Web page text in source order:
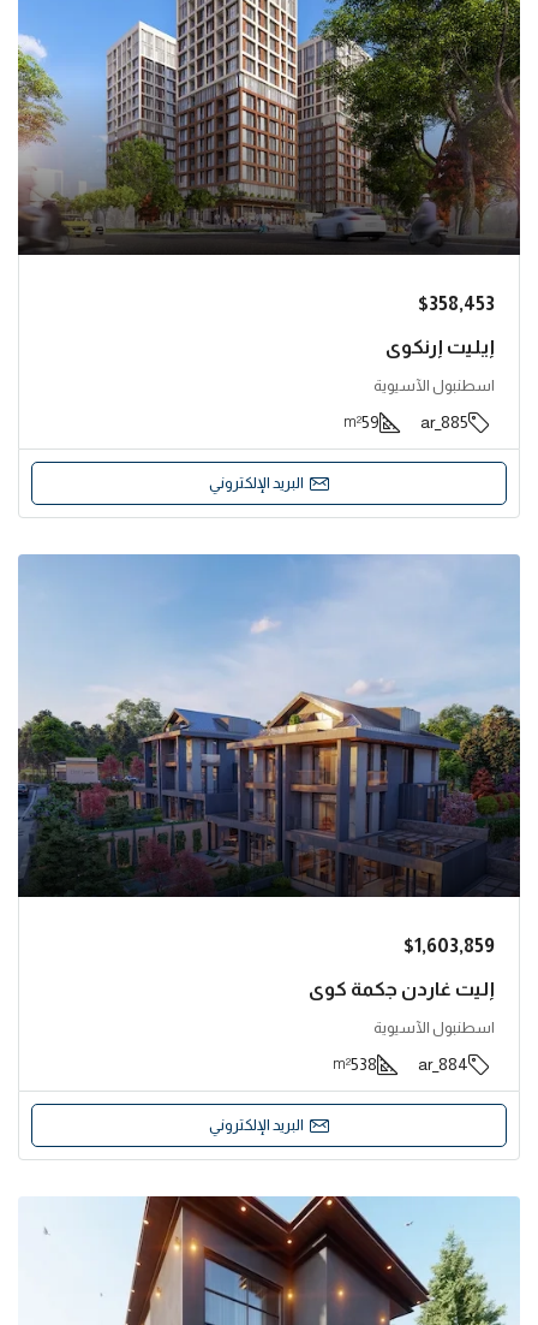
$358,453
إيليت إرنكوي
اسطنبول الآسيوية
885_ar
59
m²
البريد الإلكتروني
$1,603,859
إليت غاردن جكمة كوي
اسطنبول الآسيوية
884_ar
538
m²
البريد الإلكتروني